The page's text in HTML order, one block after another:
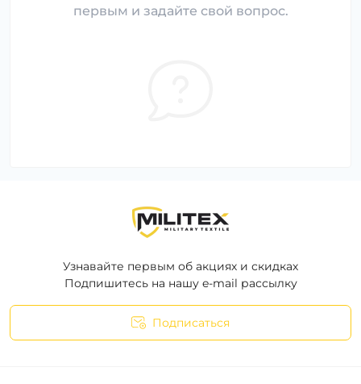
первым и задайте свой вопрос.
Узнавайте первым об акциях и скидках
Подпишитесь на нашу e-mail рассылку
Подписаться